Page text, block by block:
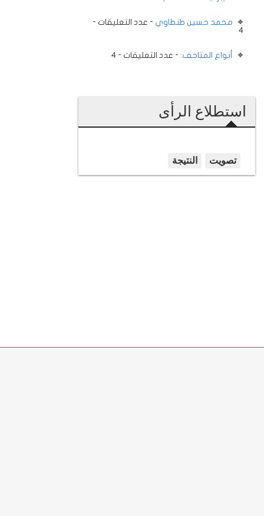
محمد حسين طنطاوي - عدد التعليقات -
4
أنواع المتاحف: - عدد التعليقات - 4
استطلاع الرأى